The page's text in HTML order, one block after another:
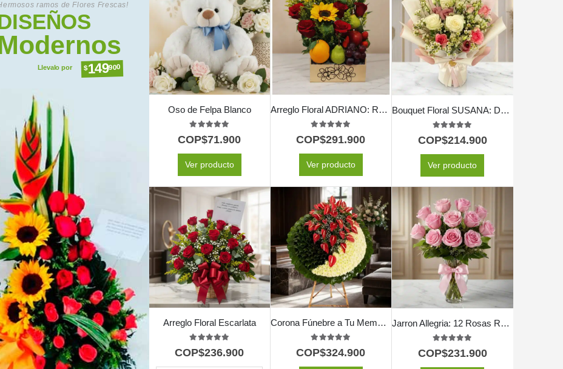
ramos de Flores Frescas!
Llevalo por $149900
Oso de Felpa Blanco
COP$71.900
Ver producto
Arreglo Floral ADRIANO: Rosas Rojas, Girasoles y Frutas 🌹
COP$291.900
Ver producto
Bouquet Floral SUSANA: Delicadeza en Rosas y Astromelias 🌿
COP$214.900
Ver producto
Arreglo Floral Escarlata
5.00
COP$236.900
Corona Fúnebre a Tu Memoria
5.00
COP$324.900
Jarron Allegria: 12 Rosas Rosadas para Expresar Pura Alegría 💐
5.00
COP$231.900